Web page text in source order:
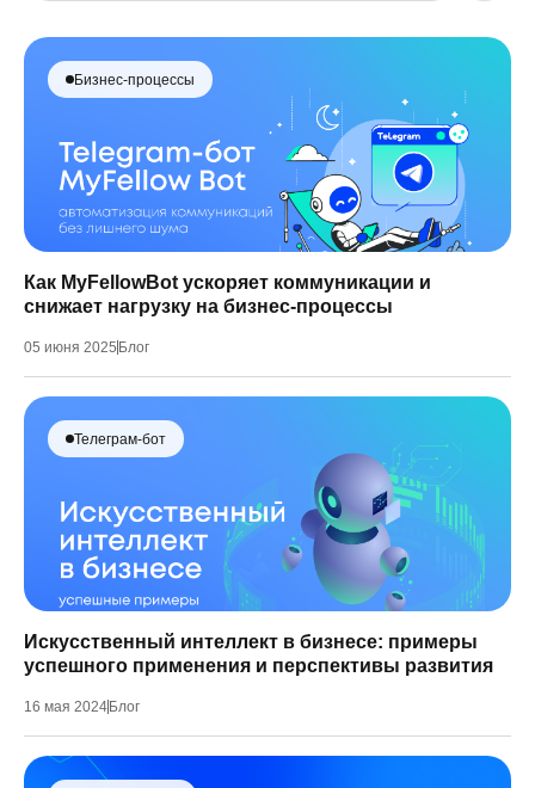
Бизнес-процессы
Как MyFellowBot ускоряет коммуникации и
снижает нагрузку на бизнес-процессы
05 июня 2025 Блог
Телеграм-бот
Искусственный интеллект в бизнесе: примеры
успешного применения и перспективы развития
16 мая 2024 Блог